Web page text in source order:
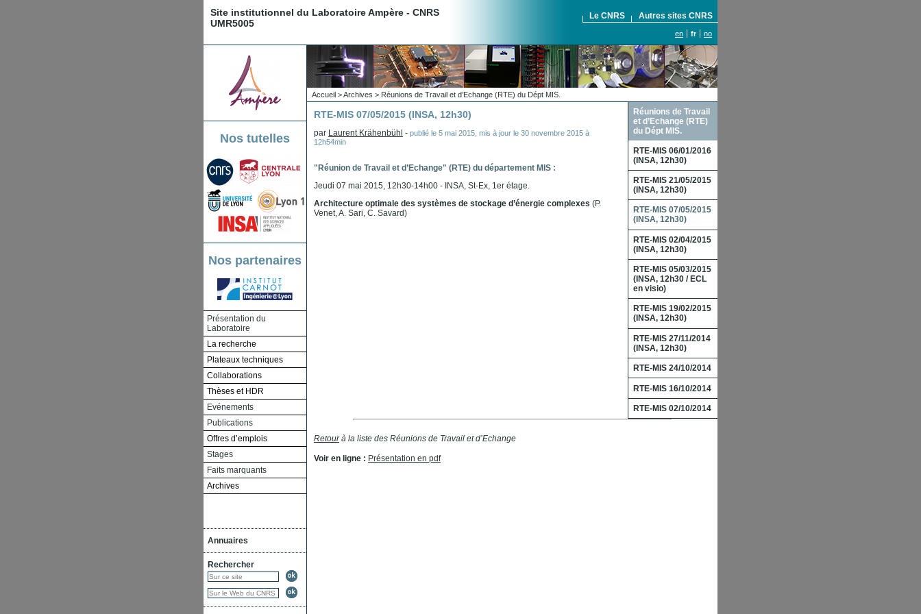
Site institutionnel du Laboratoire Ampère - CNRS
UMR5005
Le CNRS Autres sites CNRS
en fr no
Nos tutelles
Nos partenaires
Présentation du
Laboratoire
La recherche
Plateaux techniques
Collaborations
Thèses et HDR
Evénements
Publications
Offres d’emplois
Stages
Faits marquants
Archives
Annuaires
Rechercher
Accueil >Archives > Réunions de Travail et d’Echange (RTE) du Dépt MIS.
Réunions de Travail
et d’Echange (RTE)
du Dépt MIS.
RTE-MIS 06/01/2016
(INSA, 12h30)
RTE-MIS 21/05/2015
(INSA, 12h30)
RTE-MIS 07/05/2015
(INSA, 12h30)
RTE-MIS 02/04/2015
(INSA, 12h30)
RTE-MIS 05/03/2015
(INSA, 12h30 / ECL
en visio)
RTE-MIS 19/02/2015
(INSA, 12h30)
RTE-MIS 27/11/2014
(INSA, 12h30)
RTE-MIS 24/10/2014
RTE-MIS 16/10/2014
RTE-MIS 02/10/2014
RTE-MIS 07/05/2015 (INSA, 12h30)
par Laurent Krähenbühl - publié le 5 mai 2015 mis à jour le 30 novembre 2015 à
12h54min
"Réunion de Travail et d’Echange" (RTE) du département MIS :
Jeudi 07 mai 2015, 12h30-14h00 - INSA, St-Ex, 1er étage.
Architecture optimale des systèmes de stockage d’énergie complexes (P.
Venet, A. Sari, C. Savard)
Retourà la liste des Réunions de Travail et d’Echange
Voir en ligne : Présentation en pdf